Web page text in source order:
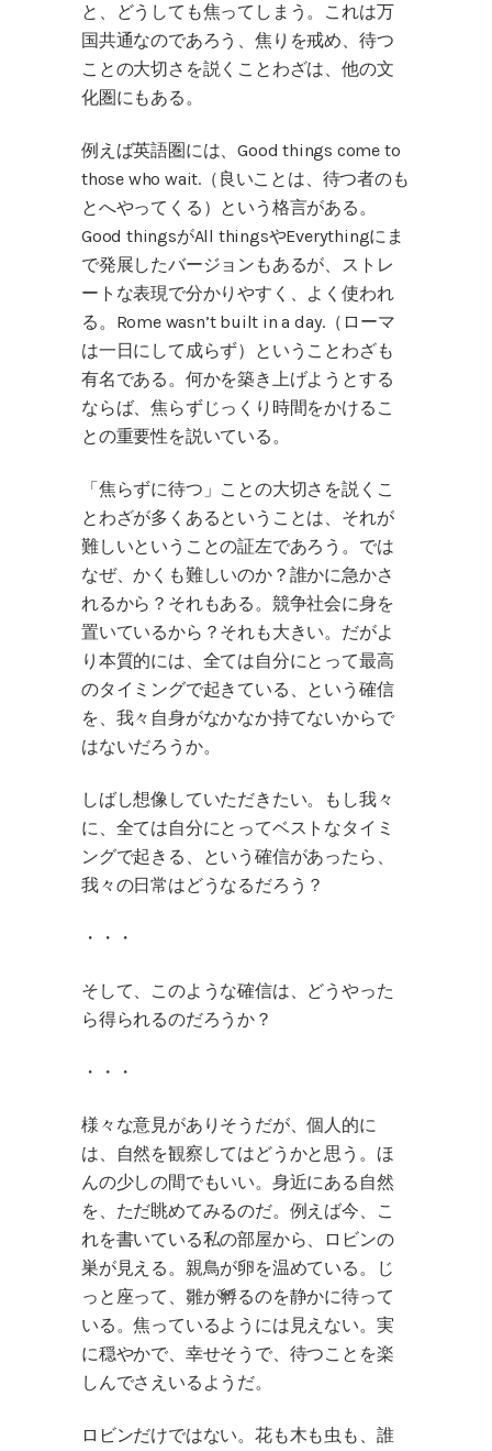
と、どうしても焦ってしまう。これは万
国共通なのであろう、焦りを戒め、待つ
ことの大切さを説くことわざは、他の文
化圏にもある。
例えば英語圏には、Good things come to
those who wait.（良いことは、待つ者のも
とへやってくる）という格言がある。
Good thingsがAll thingsやEverythingにま
で発展したバージョンもあるが、ストレ
ートな表現で分かりやすく、よく使われ
る。Rome wasn’t built in a day.（ローマ
は一日にして成らず）ということわざも
有名である。何かを築き上げようとする
ならば、焦らずじっくり時間をかけるこ
との重要性を説いている。
「焦らずに待つ」ことの大切さを説くこ
とわざが多くあるということは、それが
難しいということの証左であろう。では
なぜ、かくも難しいのか？誰かに急かさ
れるから？それもある。競争社会に身を
置いているから？それも大きい。だがよ
り本質的には、全ては自分にとって最高
のタイミングで起きている、という確信
を、我々自身がなかなか持てないからで
はないだろうか。
しばし想像していただきたい。もし我々
に、全ては自分にとってベストなタイミ
ングで起きる、という確信があったら、
我々の日常はどうなるだろう？
・・・
そして、このような確信は、どうやった
ら得られるのだろうか？
・・・
様々な意見がありそうだが、個人的に
は、自然を観察してはどうかと思う。ほ
んの少しの間でもいい。身近にある自然
を、ただ眺めてみるのだ。例えば今、こ
れを書いている私の部屋から、ロビンの
巣が見える。親鳥が卵を温めている。じ
っと座って、雛が孵るのを静かに待って
いる。焦っているようには見えない。実
に穏やかで、幸せそうで、待つことを楽
しんでさえいるようだ。
ロビンだけではない。花も木も虫も、誰